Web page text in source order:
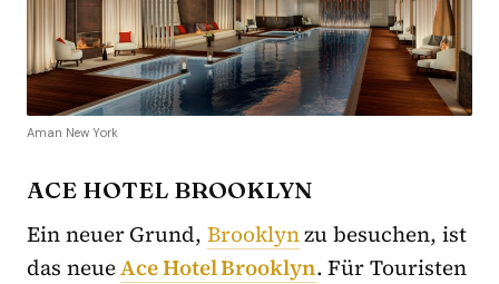
Aman New York
ACE HOTEL BROOKLYN
Ein neuer Grund, Brooklynzu besuchen, ist
das neueAce Hotel Brooklyn. Für Touristen